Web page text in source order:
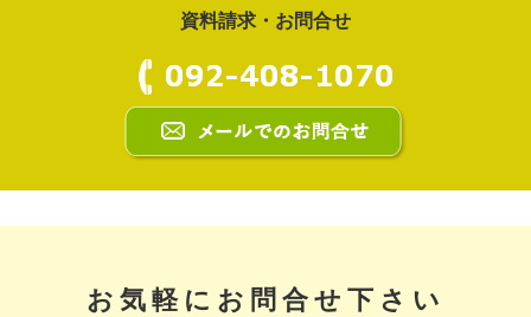
資料請求・お問合せ
お気軽にお問合せ下さい